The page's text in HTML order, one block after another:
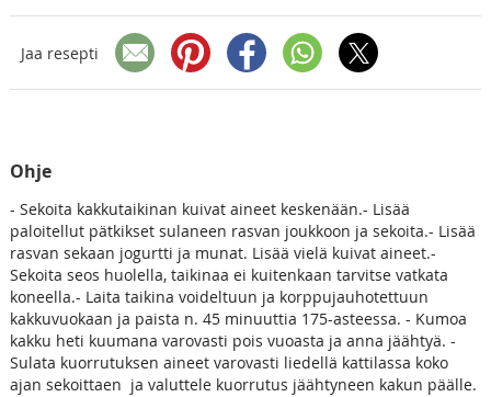
Jaa resepti
Ohje
- Sekoita kakkutaikinan kuivat aineet keskenään.- Lisää
paloitellut pätkikset sulaneen rasvan joukkoon ja sekoita.- Lisää
rasvan sekaan jogurtti ja munat. Lisää vielä kuivat aineet.-
Sekoita seos huolella, taikinaa ei kuitenkaan tarvitse vatkata
koneella.- Laita taikina voideltuun ja korppujauhotettuun
kakkuvuokaan ja paista n. 45 minuuttia 175-asteessa. - Kumoa
kakku heti kuumana varovasti pois vuoasta ja anna jäähtyä. -
Sulata kuorrutuksen aineet varovasti liedellä kattilassa koko
ajan sekoittaen ja valuttele kuorrutus jäähtyneen kakun päälle.